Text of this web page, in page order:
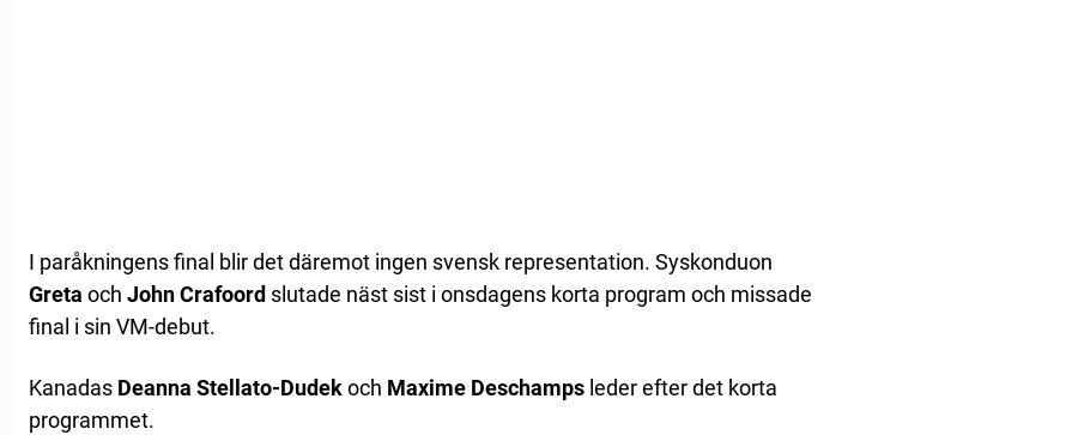
I paråkningens final blir det däremot ingen svensk representation. Syskonduon
Greta och John Crafoord slutade näst sist i onsdagens korta program och missade
final i sin VM-debut.
Kanadas Deanna Stellato-Dudekoch Maxime Deschamps leder efter det korta
programmet.